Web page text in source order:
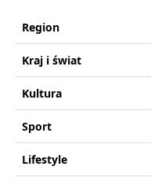
Region
Kraj i świat
Kultura
Sport
Lifestyle